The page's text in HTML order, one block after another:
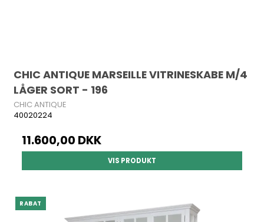
CHIC ANTIQUE MARSEILLE VITRINESKABE M/4
LÅGER SORT - 196
CHIC ANTIQUE
40020224
11.600,00 DKK
VIS PRODUKT
RABAT